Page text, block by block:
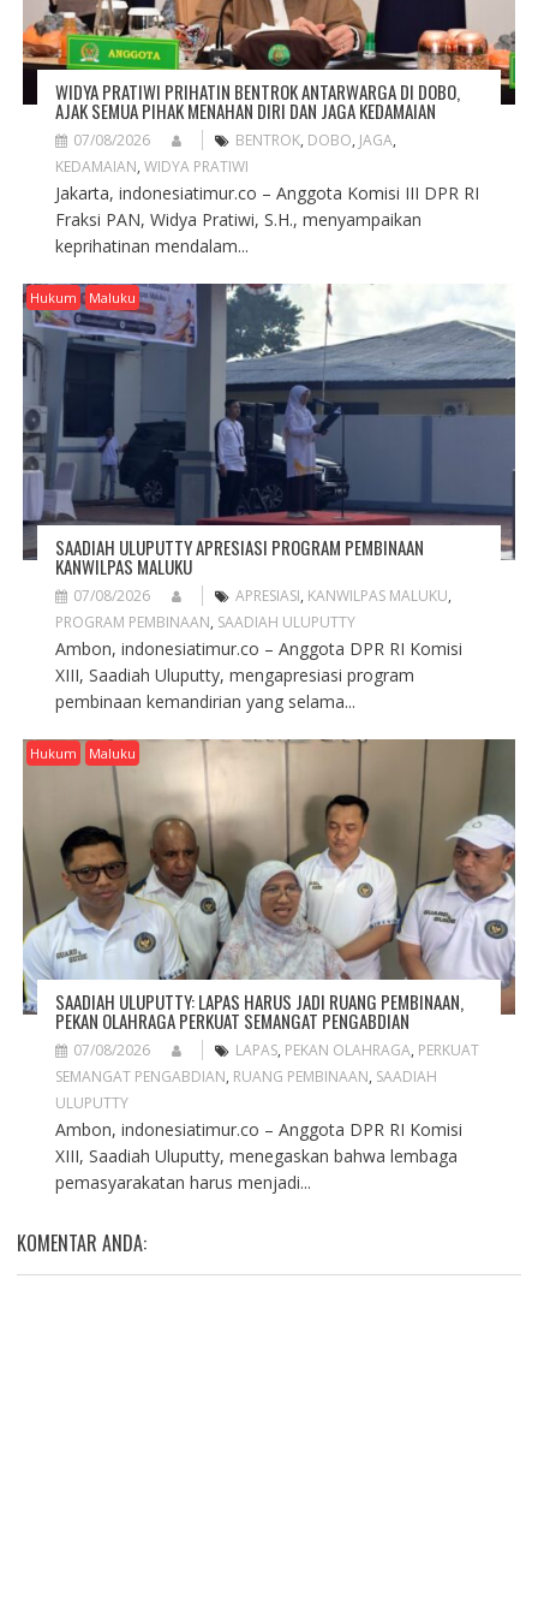
WIDYA PRATIWI PRIHATIN BENTROK ANTARWARGA DI DOBO,
AJAK SEMUA PIHAK MENAHAN DIRI DAN JAGA KEDAMAIAN
07/08/2026 BENTROK, DOBO, JAGA,
KEDAMAIAN, WIDYA PRATIWI
Jakarta, indonesiatimur.co – Anggota Komisi III DPR RI
Fraksi PAN, Widya Pratiwi, S.H., menyampaikan
keprihatinan mendalam...
Hukum Maluku
SAADIAH ULUPUTTY APRESIASI PROGRAM PEMBINAAN
KANWILPAS MALUKU
07/08/2026 APRESIASI, KANWILPAS MALUKU,
PROGRAM PEMBINAAN, SAADIAH ULUPUTTY
Ambon, indonesiatimur.co – Anggota DPR RI Komisi
XIII, Saadiah Uluputty, mengapresiasi program
pembinaan kemandirian yang selama...
Hukum Maluku
SAADIAH ULUPUTTY: LAPAS HARUS JADI RUANG PEMBINAAN,
PEKAN OLAHRAGA PERKUAT SEMANGAT PENGABDIAN
07/08/2026 LAPAS, PEKAN OLAHRAGA, PERKUAT
SEMANGAT PENGABDIAN, RUANG PEMBINAAN, SAADIAH
ULUPUTTY
Ambon, indonesiatimur.co – Anggota DPR RI Komisi
XIII, Saadiah Uluputty, menegaskan bahwa lembaga
pemasyarakatan harus menjadi...
KOMENTAR ANDA: